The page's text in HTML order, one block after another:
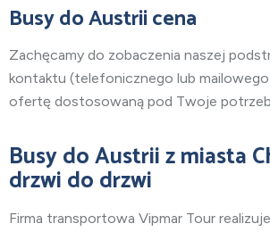
Busy do Austrii cena
Zachęcamy do zobaczenia naszej
kontaktu (telefonicznego lub
ofertę dostosowaną pod Twoje
Busy do Austriiz miasta
drzwi do drzwi
Firma transportowa Vipmar Tour